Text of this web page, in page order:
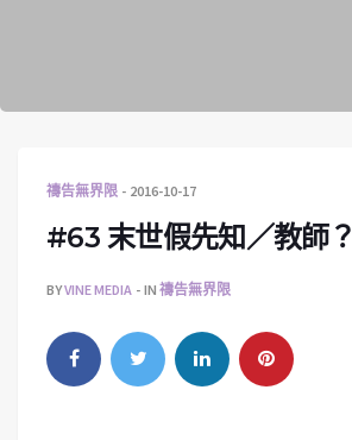
禱告無界限 2016-10-17
#63 末世假先知／教師？
BYVINE MEDIA IN 禱告無界限